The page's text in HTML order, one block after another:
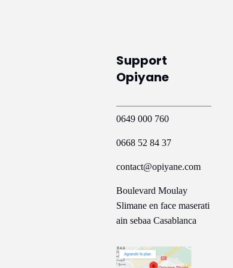
Support
Opiyane
0649 000 760
0668 52 84 37
contact@opiyane.com
Boulevard Moulay
Slimane en face maserati
ain sebaa Casablanca